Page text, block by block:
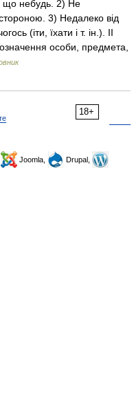
небудь. 2) Не
3) Недалеко від
(іти, їхати і т. ін.). II
особи, предмета,
18+
Joomla,
Drupal,